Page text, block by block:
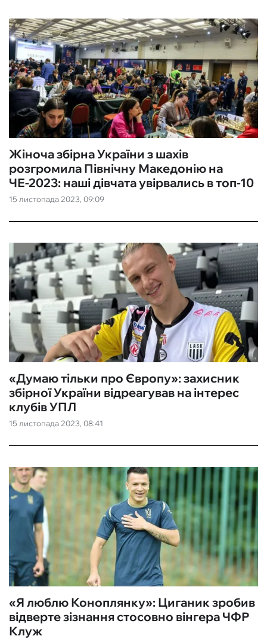
15 листопада 2023, 09:09
Жіноча збірна України з шахів
розгромила Північну Македонію на
ЧЕ-2023: наші дівчата увірвались в топ-10
15 листопада 2023, 08:41
«Думаю тільки про Європу»: захисник
збірної України відреагував на інтерес
клубів УПЛ
«Я люблю Коноплянку»: Циганик зробив
відверте зізнання стосовно вінгера ЧФР
Клуж